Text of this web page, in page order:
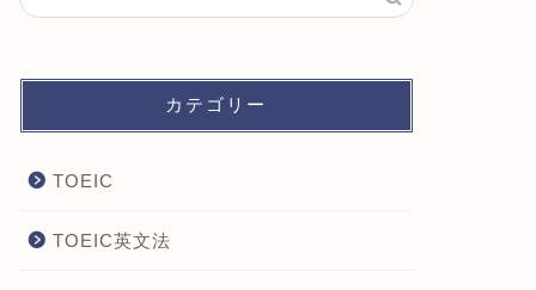
カテゴリー
TOEIC
TOEIC英文法